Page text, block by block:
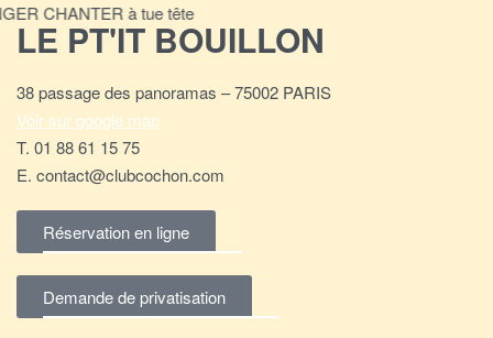
CHANTER à tue tête
LE PT'IT BOUILLON
38 passage des panoramas – 75002 PARIS
Voir sur google map
T. 01 88 61 15 75
E. contact@clubcochon.com
Réservation en ligne
Demande de privatisation